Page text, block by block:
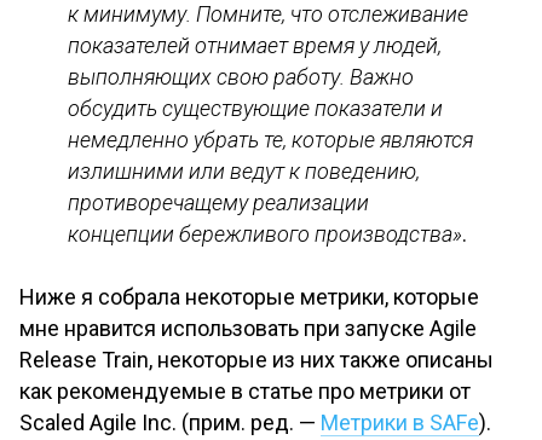
к минимуму. Помните, что отслеживание
показателей отнимает время у людей,
выполняющих свою работу. Важно
обсудить существующие показатели и
немедленно убрать те, которые являются
излишними или ведут к поведению,
противоречащему реализации
концепции бережливого производства».
Ниже я собрала некоторые метрики, которые
мне нравится использовать при запуске Agile
Release Train, некоторые из них также описаны
как рекомендуемые в статье про метрики от
Scaled Agile Inc. (прим. ред. — Метрики в SAFe).